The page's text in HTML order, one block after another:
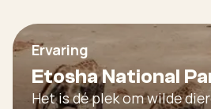
Ervaring
Etosha National
Het is dé plek om wilde